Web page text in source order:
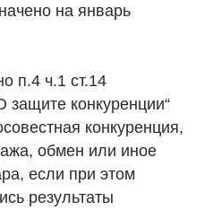
на январь
п.4 ч.1 ст.14
защите конкуренции“
конкуренция,
обмен или иное
если при этом
результаты